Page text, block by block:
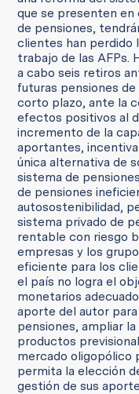
que se presenten
de pensiones,
clientes han perdido
trabajo de las AFPs.
a cabo seis retiros
futuras pensiones
corto plazo, ante la
efectos positivos al
incremento de la
aportantes,
única alternativa de
sistema de
de pensiones
autosostenibilidad,
sistema privado de
rentable con riesgo
empresas y los
eficiente para los
el país no logra el
monetarios
aporte del autor
pensiones, ampliar
productos
mercado oligopólico
permita la elección
gestión de sus